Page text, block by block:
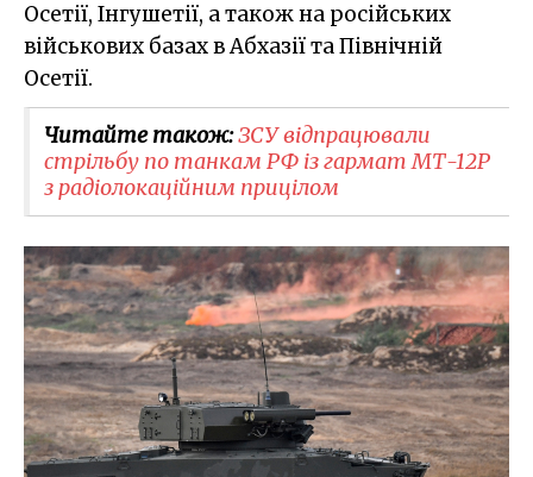
Осетії, Інгушетії, а також на російських
військових базах в Абхазії та Північній
Осетії.
Читайте також:ЗСУ відпрацювали
стрільбу по танкам РФ із гармат МТ-12Р
з радіолокаційним прицілом